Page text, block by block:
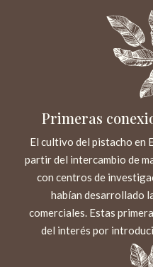
Primeras
El cultivo del pistacho en
partir del intercambio de
con centros de
habían desarrollado
comerciales. Estas
del interés por